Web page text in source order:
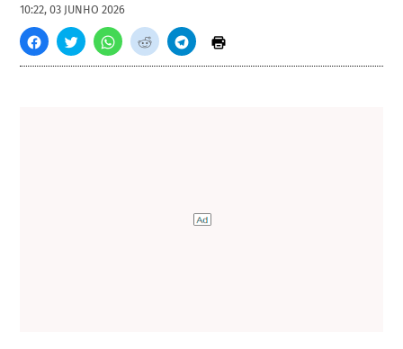
10:22, 03 JUNHO 2026